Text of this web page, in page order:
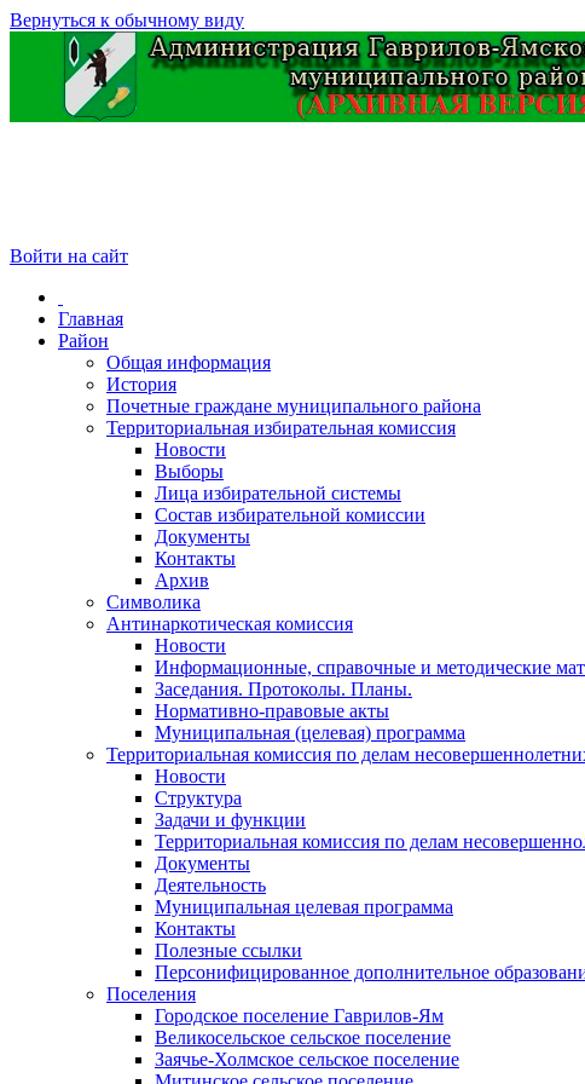
Вернуться к обычному виду
Войти на сайт
Главная
Район
Общая информация
История
Почетные граждане муниципального района
Территориальная избирательная комиссия
Новости
Выборы
Лица избирательной системы
Состав избирательной комиссии
Документы
Контакты
Архив
Символика
Антинаркотическая комиссия
Новости
Информационные, справочные и методические
Заседания. Протоколы. Планы.
Нормативно-правовые акты
Муниципальная (целевая) программа
Территориальная комиссия по делам
Новости
Структура
Задачи и функции
Территориальная комиссия по делам
Документы
Деятельность
Муниципальная целевая программа
Контакты
Полезные ссылки
Персонифицированное дополнительное
Поселения
Городское поселение Гаврилов-Ям
Великосельское сельское поселение
Заячье-Холмское сельское поселение